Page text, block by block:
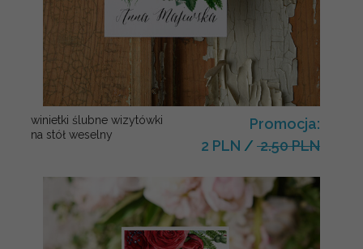
winietki ślubne wizytówki
na stół weselny
Promocja:
2 PLN / 2.50 PLN